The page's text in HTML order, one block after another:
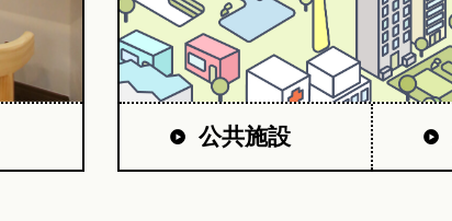
公共施設